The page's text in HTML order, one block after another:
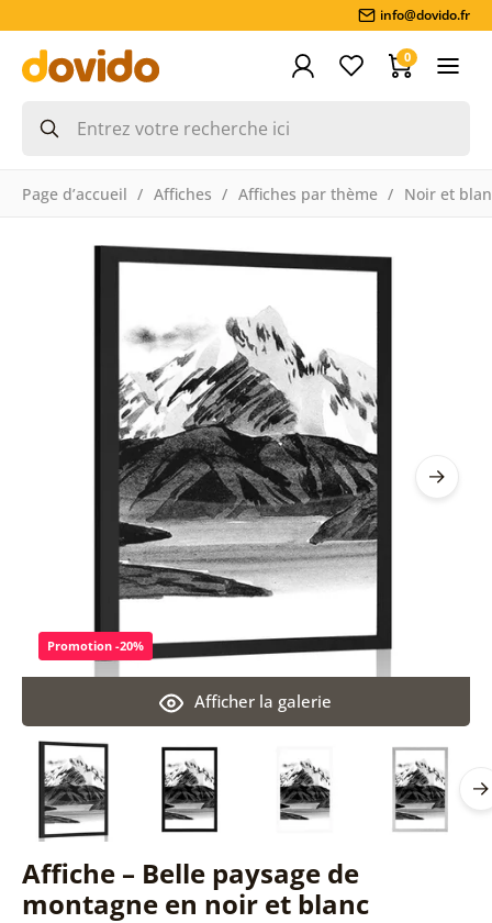
info@dovido.fr
0
Page d’accueil Affiches Affiches par thème Noir et
Affiche – Belle paysage de
montagne en noir et blanc
Afficher la galerie
Promotion -20%